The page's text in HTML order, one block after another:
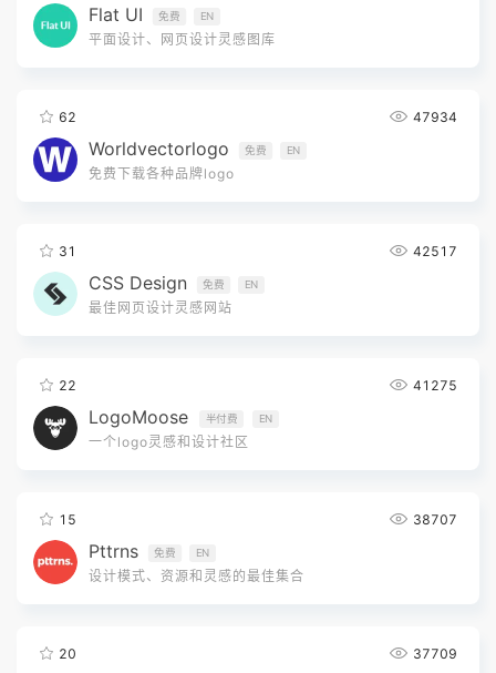
Flat UI 免费 EN
平面设计、网页设计灵感图库
62 47934
Worldvectorlogo 免费 EN
免费下载各种品牌logo
31 42517
CSS Design 免费 EN
最佳网页设计灵感网站
22 41275
LogoMoose 半付费 EN
一个logo灵感和设计社区
15 38707
Pttrns 免费 EN
设计模式、资源和灵感的最佳集合
20 37709